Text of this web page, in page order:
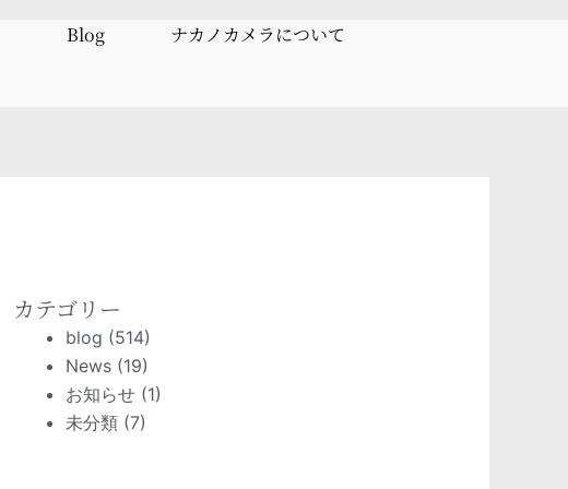
Blog
ナカノカメラについて
カテゴリー
blog (514)
News (19)
お知らせ (1)
未分類 (7)